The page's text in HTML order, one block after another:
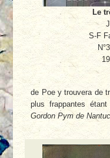
Le
S-F
de Poe y trouvera de
plus frappantes
Gordon Pym de